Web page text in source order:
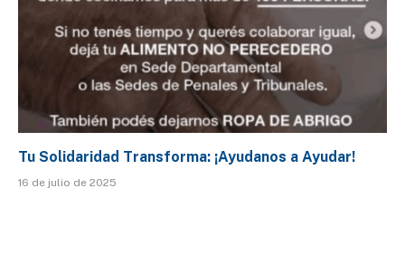
Tu Solidaridad Transforma: ¡Ayudanos a Ayudar!
16 de julio de 2025